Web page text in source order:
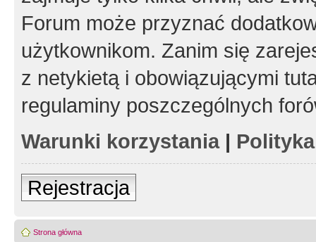
Forum może przyznać
użytkownikom. Zanim się
z netykietą i obowiązującymi
regulaminy poszczególnych
Warunki korzystania|
Rejestracja
Strona główna